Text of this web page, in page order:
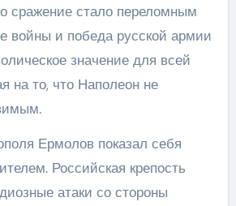
сражение стало переломным
войны и победа русской армии
значение для всей
на то, что Наполеон не
Ермолов показал себя
Российская крепость
атаки со стороны